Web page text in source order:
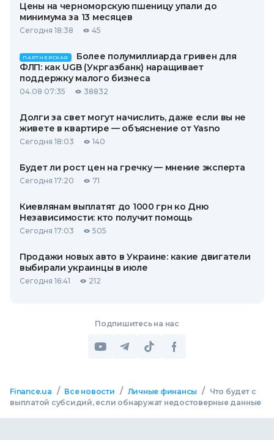
Цены на черноморскую пшеницу упали до
минимума за 13 месяцев
Сегодня 18:38 45
ПАРТНЕРСКАЯ
Более полумиллиарда гривен для
ФЛП: как UGB (Укргазбанк) наращивает
поддержку малого бизнеса
04.08 07:35 38832
Долги за свет могут начислить, даже если вы не
живете в квартире — объяснение от Yasno
Сегодня 18:03 140
Будет ли рост цен на гречку — мнение эксперта
Сегодня 17:20 71
Киевлянам выплатят до 1000 грн ко Дню
Независимости: кто получит помощь
Сегодня 17:03 505
Продажи новых авто в Украине: какие двигатели
выбирали украинцы в июле
Сегодня 16:41 212
Подпишитесь на нас
Finance.ua / Все новости / Личные финансы /
Что будет с
выплатой субсидий, если обнаружат недостоверные данные